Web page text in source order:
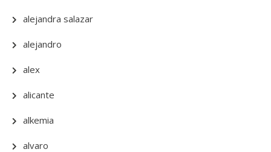
alejandra salazar
alejandro
alex
alicante
alkemia
alvaro